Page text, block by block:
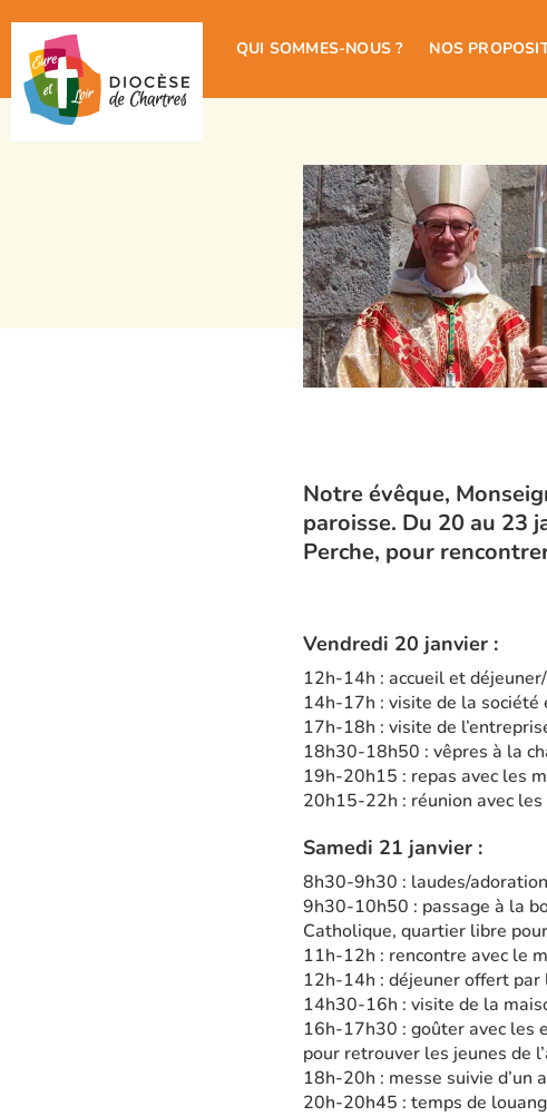
QUI SOMMES-NOUS ? NOS
Notre évêque,
paroisse. Du 20 au 23
Perche, pour
Vendredi 20 janvier :
12h-14h : accueil et
14h-17h : visite de la
17h-18h : visite de
18h30-18h50 : vêpres à la
19h-20h15 : repas avec les
20h15-22h : réunion avec les
Samedi 21 janvier :
8h30-9h30 : laudes/
9h30-10h50 : passage à la
Catholique, quartier libre
11h-12h : rencontre avec le
12h-14h : déjeuner offert par
14h30-16h : visite de la
16h-17h30 : goûter avec les
pour retrouver les jeunes de
18h-20h : messe suivie d’un
20h-20h45 : temps de